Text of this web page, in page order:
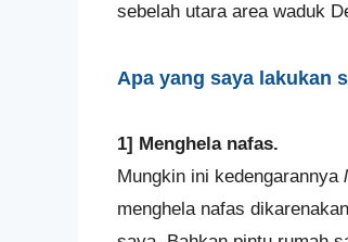
sebelah utara area waduk
Apa yang saya lakukan
1] Menghela nafas.
Mungkin ini kedengarannya
menghela nafas